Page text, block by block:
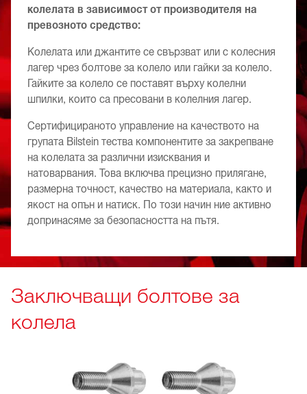
колелата в зависимост от производителя на
превозното средство:
Колелата или джантите се свързват или с колесния
лагер чрез болтове за колело или гайки за колело.
Гайките за колело се поставят върху колелни
шпилки, които са пресовани в колелния лагер.
Сертифицираното управление на качеството на
групата Bilstein тества компонентите за закрепване
на колелата за различни изисквания и
натоварвания. Това включва прецизно прилягане,
размерна точност, качество на материала, както и
якост на опън и натиск. По този начин ние активно
допринасяме за безопасността на пътя.
Заключващи болтове за
колела